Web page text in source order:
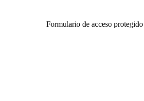
Formulario de acceso